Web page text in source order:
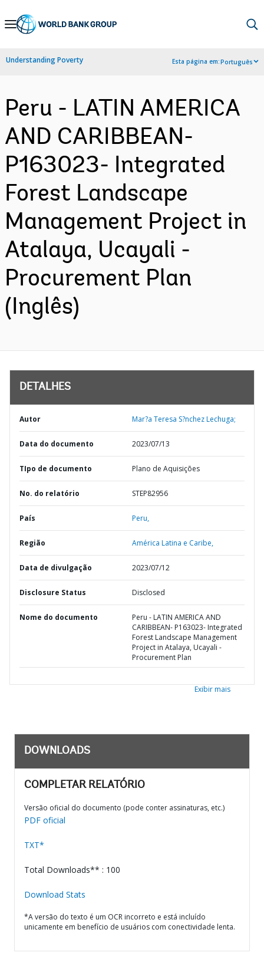
Skip
Navigation
Understanding Poverty Esta página em:Português
Peru - LATIN AMERICA
AND CARIBBEAN-
P163023- Integrated
Forest Landscape
Management Project in
Atalaya, Ucayali -
Procurement Plan
(Inglês)
DETALHES
Autor Mar?a Teresa S?nchez Lechuga;
Data do documento 2023/07/13
TIpo de documento Plano de Aquisições
No. do relatório STEP82956
País Peru,
Região América Latina e Caribe,
Data de divulgação 2023/07/12
Disclosure Status Disclosed
Nome do documento
Peru - LATIN AMERICA AND
CARIBBEAN- P163023- Integrated
Forest Landscape Management
Project in Atalaya, Ucayali -
Procurement Plan
Exibir mais
DOWNLOADS
COMPLETAR RELATÓRIO
Versão oficial do documento (pode conter assinaturas, etc.)
PDF oficial
TXT*
Total Downloads** : 100
Download Stats
*A versão do texto é um OCR incorreto e está incluído
unicamente em benefício de usuários com conectividade lenta.